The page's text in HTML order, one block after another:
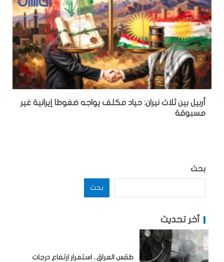
أربيل بين ثلاث نيران: حياد مكلف يواجه ضغوطا إيرانية غير
مسبوقة
بحث
بحث
آخر تحديث
طقس العراق.. استمرار ارتفاع درجات